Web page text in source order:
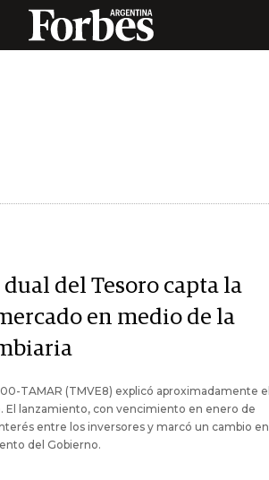
del Tesoro capta la
en medio de la
TAMAR (TMVE8) explicó aproximadamente el
El lanzamiento, con vencimiento en enero de
entre los inversores y marcó un cambio en
del Gobierno.